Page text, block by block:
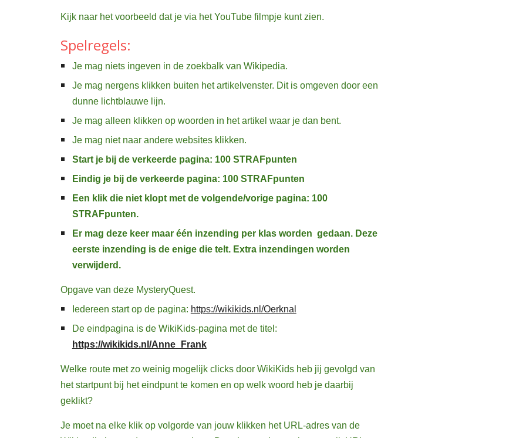
Kijk naar het voorbeeld dat je via het YouTube filmpje kunt zien.
Spelregels:
Je mag niets ingeven in de zoekbalk van Wikipedia.
Je mag nergens klikken buiten het artikelvenster. Dit is omgeven door een
dunne lichtblauwe lijn.
Je mag alleen klikken op woorden in het artikel waar je dan bent.
Je mag niet naar andere websites klikken.
Start je bij de verkeerde pagina: 100 STRAFpunten
Eindig je bij de verkeerde pagina: 100 STRAFpunten
Een klik die niet klopt met de volgende/vorige pagina: 100
STRAFpunten.
Er mag deze keer maar één inzending per klas worden gedaan. Deze
eerste inzending is de enige die telt. Extra inzendingen worden
verwijderd.
Opgave van deze MysteryQuest.
Iedereen start op de pagina: https://wikikids.nl/Oerknal
De eindpagina is de WikiKids-pagina met de titel:
https://wikikids.nl/Anne_Frank
Welke route met zo weinig mogelijk clicks door WikiKids heb jij gevolgd van
het startpunt bij het eindpunt te komen en op welk woord heb je daarbij
geklikt?
Je moet na elke klik op volgorde van jouw klikken het URL-adres van de